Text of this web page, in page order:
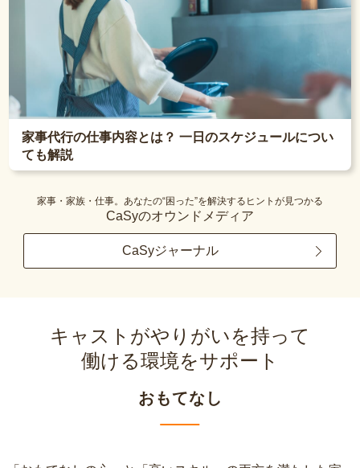
家事代行の仕事内容とは？ 一日のスケジュールについ
ても解説
家事・家族・仕事。あなたの“困った”を解決するヒントが見つかる
CaSyのオウンドメディア
CaSyジャーナル
キャストがやりがいを持って
働ける環境をサポート
おもてなし